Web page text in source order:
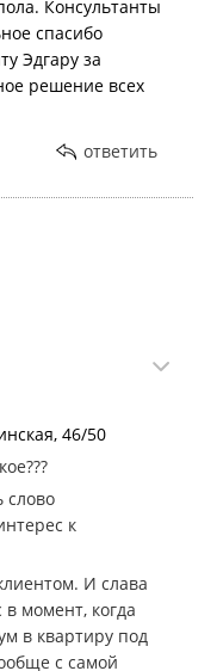
Консультанты
спасибо
Эдгару за
решение всех
ответить
46/50
слово
к
И слава
момент, когда
в квартиру под
с самой